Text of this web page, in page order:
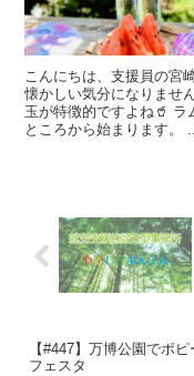
こんにちは、支援員の宮
懐かしい気分になりませ
玉が特徴的ですよね🥤 ラ
ところから始まります。 ...
【#447】万博公園でポ
フェスタ